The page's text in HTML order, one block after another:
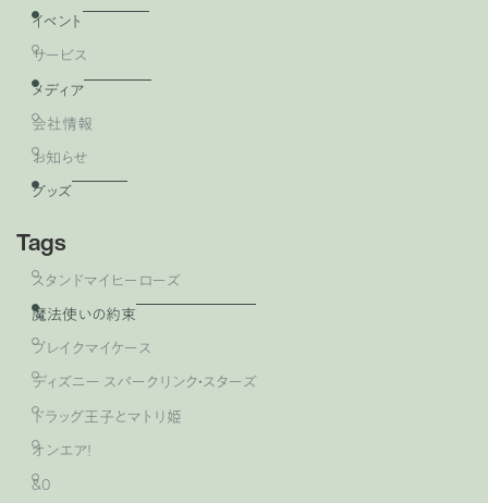
イベント
サービス
メディア
会社情報
お知らせ
グッズ
Tags
スタンドマイヒーローズ
魔法使いの約束
ブレイクマイケース
ディズニー スパークリンク・スターズ
ドラッグ王子とマトリ姫
オンエア！
&0